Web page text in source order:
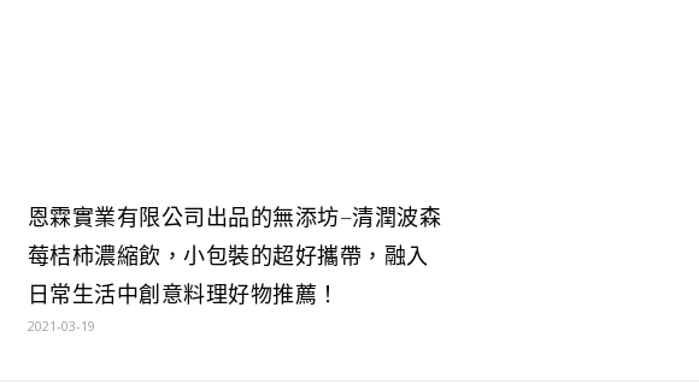
恩霖實業有限公司出品的無添坊–清潤波森
莓桔柿濃縮飲，小包裝的超好攜帶，融入
日常生活中創意料理好物推薦！
2021-03-19